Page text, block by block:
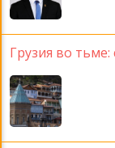
Грузия во